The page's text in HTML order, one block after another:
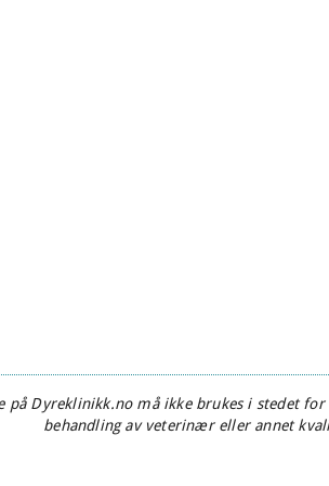
på Dyreklinikk.no må ikke brukes i stedet
behandling av veterinær eller annet